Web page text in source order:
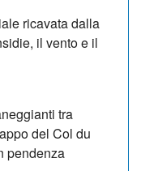
ricavata dalla
il vento e il
tra
del Col du
pendenza